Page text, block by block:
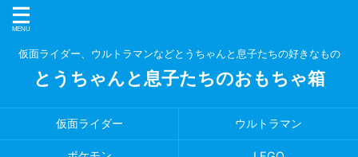
仮面ライダー、ウルトラマンなどとうちゃんと息子たちの好きなもの
とうちゃんと息子たちのおもちゃ箱
仮面ライダー ウルトラマン